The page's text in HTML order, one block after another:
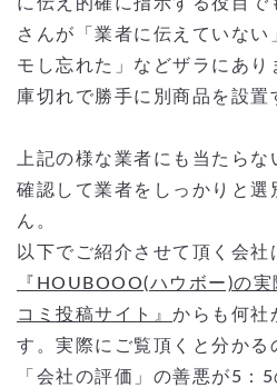
さんが「業者に伝えていない
モし忘れた」などザラにあり
庫切れで勝手に別商品を設置
上記の様な業者にも当たら
確認して業者をしっかりと選
ん。
以下でご紹介させて頂く会
『HOUBOOO(ハウボー)の
コミ投稿サイト』 からも何社
す。実際にご覧頂くと分かる
「会社の評価」の善悪が5：